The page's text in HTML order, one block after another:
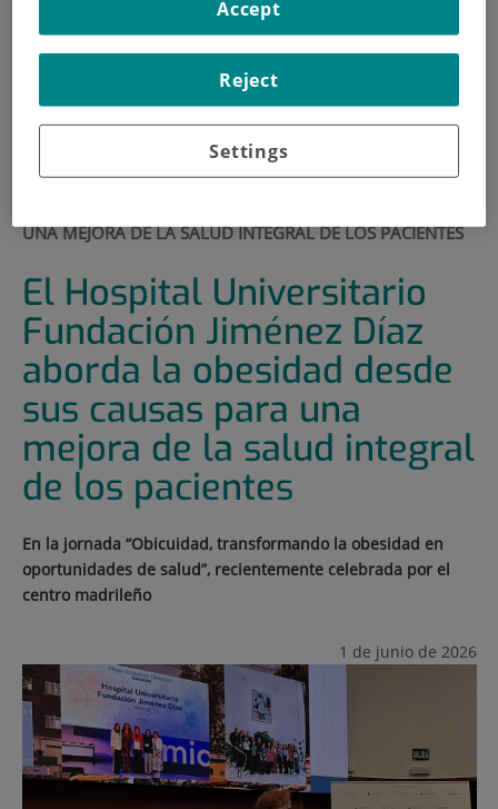
Teléfono de atención al usuario
900 301 013
SALA DE PRENSA|ACTUALIDAD
|EL HOSPITAL UNIVERSITARIO FUNDACIÓN JIMÉNEZ
UNA MEJORA DE LA SALUD INTEGRAL DE LOS PACIENTES
El Hospital Universitario
Fundación Jiménez Díaz
aborda la obesidad desde
sus causas para una
mejora de la salud integral
de los pacientes
En la jornada “Obicuidad, transformando la obesidad en
oportunidades de salud”, recientemente celebrada por el
centro madrileño
1 de junio de 2026
Settings
Reject
Accept